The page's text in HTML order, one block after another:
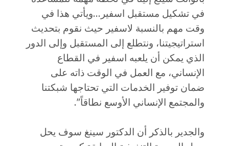
في تشكيل مستقبل اسفير…ويأتي هذا في
وقت مهم بالنسبة لاسفير حيث نقوم بتحديث
استراتيجيتنا، ونتطلع إلى المستقبل وإلى الدور
الذي يمكن أن يلعبه اسفير في القطاع
الإنساني، مع العمل في الوقت ذاته على
ضمان توفير الخدمات التي تحتاجها شبكتنا
والمجتمع الإنساني الأوسع نطاقاً”.
والجدير بالذكر أن الدكتور سينغ سوف يحل